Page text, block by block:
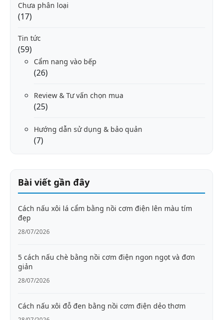
Chưa phân loại
(17)
Tin tức
(59)
Cẩm nang vào bếp
(26)
Review & Tư vấn chọn mua
(25)
Hướng dẫn sử dụng & bảo quản
(7)
Bài viết gần đây
Cách nấu xôi lá cẩm bằng nồi cơm điện lên màu tím
đẹp
28/07/2026
5 cách nấu chè bằng nồi cơm điện ngon ngọt và đơn
giản
28/07/2026
Cách nấu xôi đỗ đen bằng nồi cơm điện dẻo thơm